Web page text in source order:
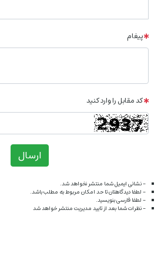
پیغام
کد مقابل را وارد کنید
ارسال
- نشانی ایمیل شما منتشر نخواهد شد.
- لطفا دیدگاهتان تا حد امکان مربوط به مطلب باشد.
- لطفا فارسی بنویسید.
- نظرات شما بعد از تایید مدیریت منتشر خواهد شد